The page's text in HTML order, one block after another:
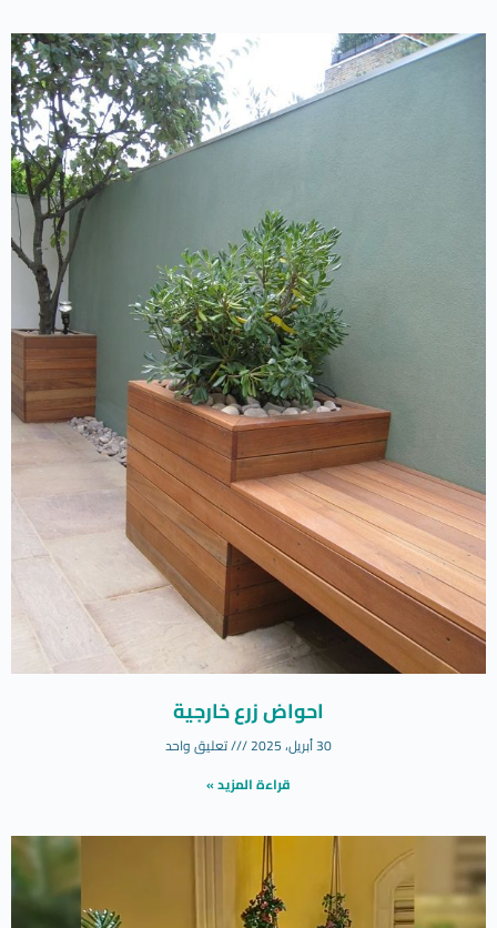
احواض زرع خارجية
30 أبريل، 2025
تعليق واحد
قراءة المزيد »